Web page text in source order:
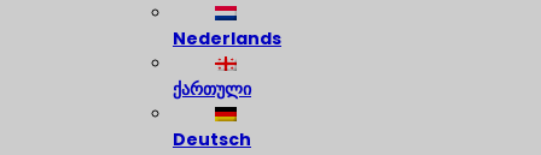
Nederlands
ქართული
Deutsch